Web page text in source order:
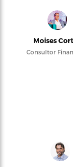
Moises
Consultor